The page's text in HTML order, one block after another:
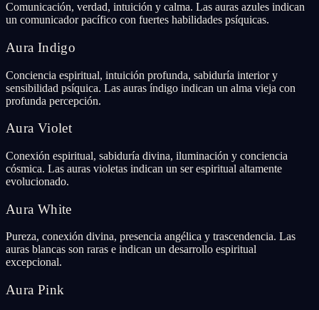
Comunicación, verdad, intuición y calma. Las auras azules indican
un comunicador pacífico con fuertes habilidades psíquicas.
Aura Indigo
Conciencia espiritual, intuición profunda, sabiduría interior y
sensibilidad psíquica. Las auras índigo indican un alma vieja con
profunda percepción.
Aura Violet
Conexión espiritual, sabiduría divina, iluminación y conciencia
cósmica. Las auras violetas indican un ser espiritual altamente
evolucionado.
Aura White
Pureza, conexión divina, presencia angélica y trascendencia. Las
auras blancas son raras e indican un desarrollo espiritual
excepcional.
Aura Pink